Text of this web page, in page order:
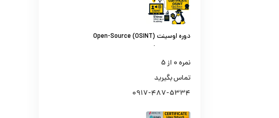
دوره اوسینت (OSINT) Open-Source
Intelligence | از جستجو تا تحلیل اطلاعات از
منابع باز
نمره0 از 5
تماس بگیرید
0917-487-5334